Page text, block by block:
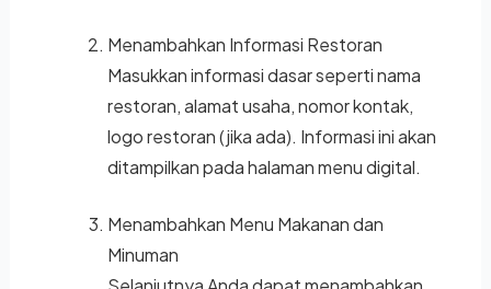
Menambahkan Informasi Restoran
Masukkan informasi dasar seperti nama
restoran, alamat usaha, nomor kontak,
logo restoran (jika ada). Informasi ini akan
ditampilkan pada halaman menu digital.
Menambahkan Menu Makanan dan
Minuman